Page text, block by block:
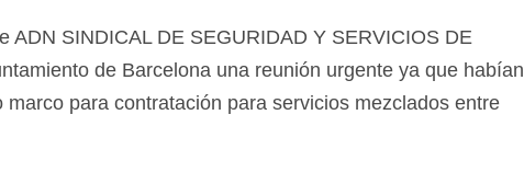
ADN SINDICAL DE SEGURIDAD Y SERVICIOS DE
de Barcelona una reunión urgente ya que habían
para contratación para servicios mezclados entre